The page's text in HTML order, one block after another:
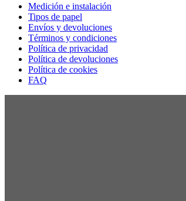
Medición e instalación
Tipos de papel
Envíos y devoluciones
Términos y condiciones
Política de privacidad
Política de devoluciones
Política de cookies
FAQ